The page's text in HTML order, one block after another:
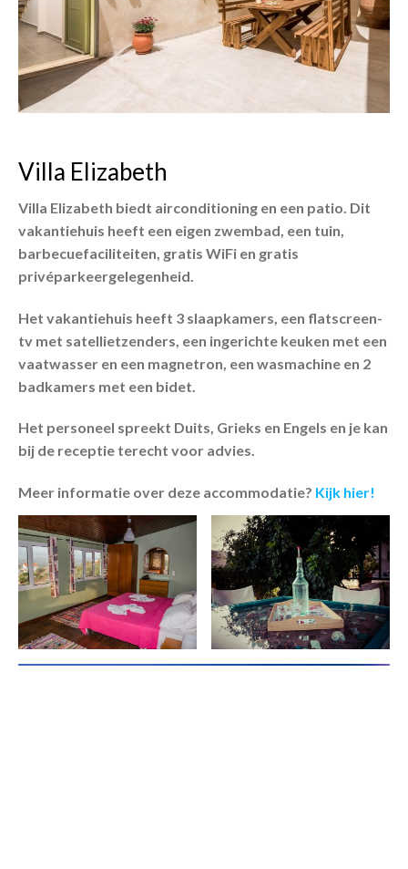
Villa Elizabeth
Villa Elizabeth biedt airconditioning en een patio. Dit
vakantiehuis heeft een eigen zwembad, een tuin,
barbecuefaciliteiten, gratis WiFi en gratis
privéparkeergelegenheid.
Het vakantiehuis heeft 3 slaapkamers, een flatscreen-
tv met satellietzenders, een ingerichte keuken met een
vaatwasser en een magnetron, een wasmachine en 2
badkamers met een bidet.
Het personeel spreekt Duits, Grieks en Engels en je kan
bij de receptie terecht voor advies.
Meer informatie over deze accommodatie? Kijk hier!